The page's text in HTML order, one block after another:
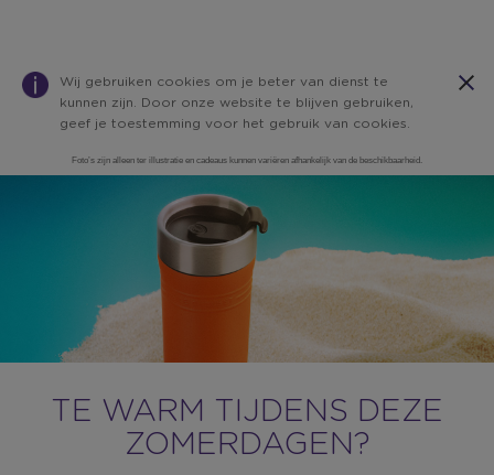
Wij gebruiken cookies om je beter van dienst te
kunnen zijn. Door onze website te blijven gebruiken,
geef je toestemming voor het gebruik van cookies.
Zomer
Foto’s zijn alleen ter illustratie en cadeaus kunnen variëren afhankelijk van de beschikbaarheid.
TE WARM TIJDENS DEZE
ZOMERDAGEN?